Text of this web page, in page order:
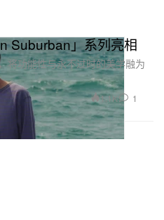
Suburban」系列亮相
将功能性与永不过时的美学融为
1.1K 1